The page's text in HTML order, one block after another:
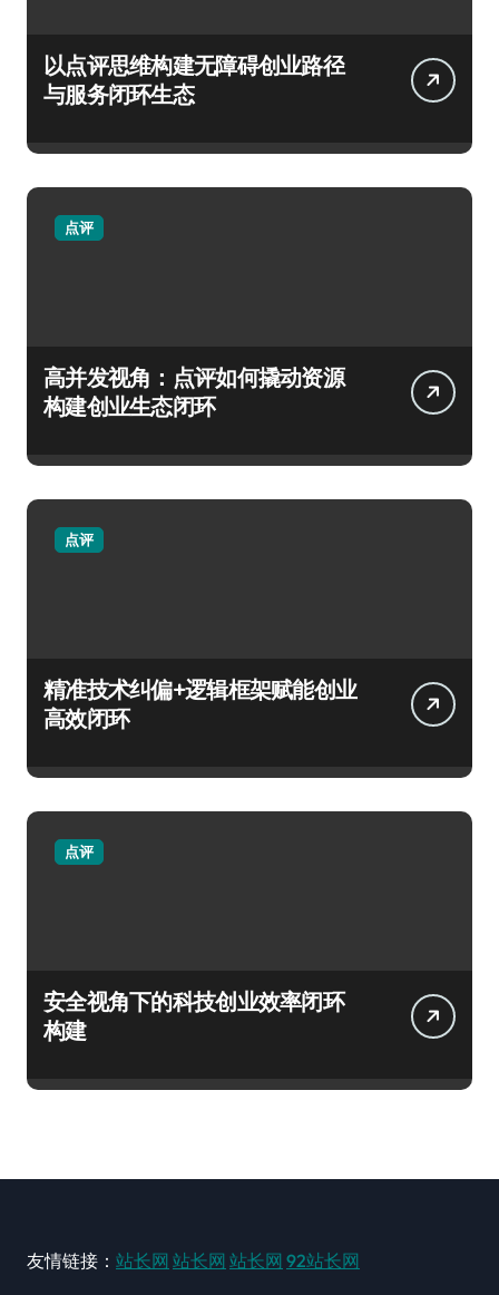
以点评思维构建无障碍创业路径
与服务闭环生态
点评
高并发视角：点评如何撬动资源
构建创业生态闭环
点评
精准技术纠偏+逻辑框架赋能创业
高效闭环
点评
安全视角下的科技创业效率闭环
构建
友情链接： 站长网 站长网 站长网 92站长网